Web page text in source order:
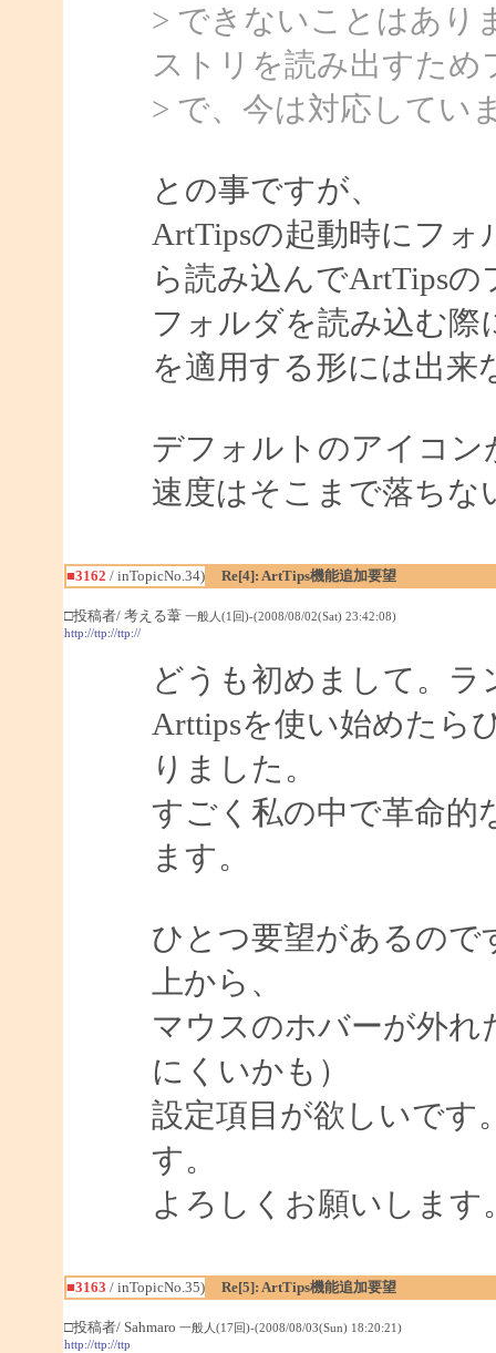
> できないことはあり
ストリを読み出すた
> で、今は対応してい
との事ですが、
ArtTipsの起動時にフ
ら読み込んでArtTips
フォルダを読み込む
を適用する形には出来
デフォルトのアイコ
速度はそこまで落ち
■3162 / inTopicNo.34) Re[4]: ArtTips機能追加要望
□投稿者/ 考える葦 一般人(1回)-(2008/08/02(Sat) 23:42:08)
http://ttp://ttp://
どうも初めまして。
Arttipsを使い始めたら
りました。
すごく私の中で革命的
ます。
ひとつ要望があるの
上から、
マウスのホバーが外
にくいかも）
設定項目が欲しいです
す。
よろしくお願いします
■3163 / inTopicNo.35) Re[5]: ArtTips機能追加要望
□投稿者/ Sahmaro 一般人(17回)-(2008/08/03(Sun) 18:20:21)
http://ttp://ttp